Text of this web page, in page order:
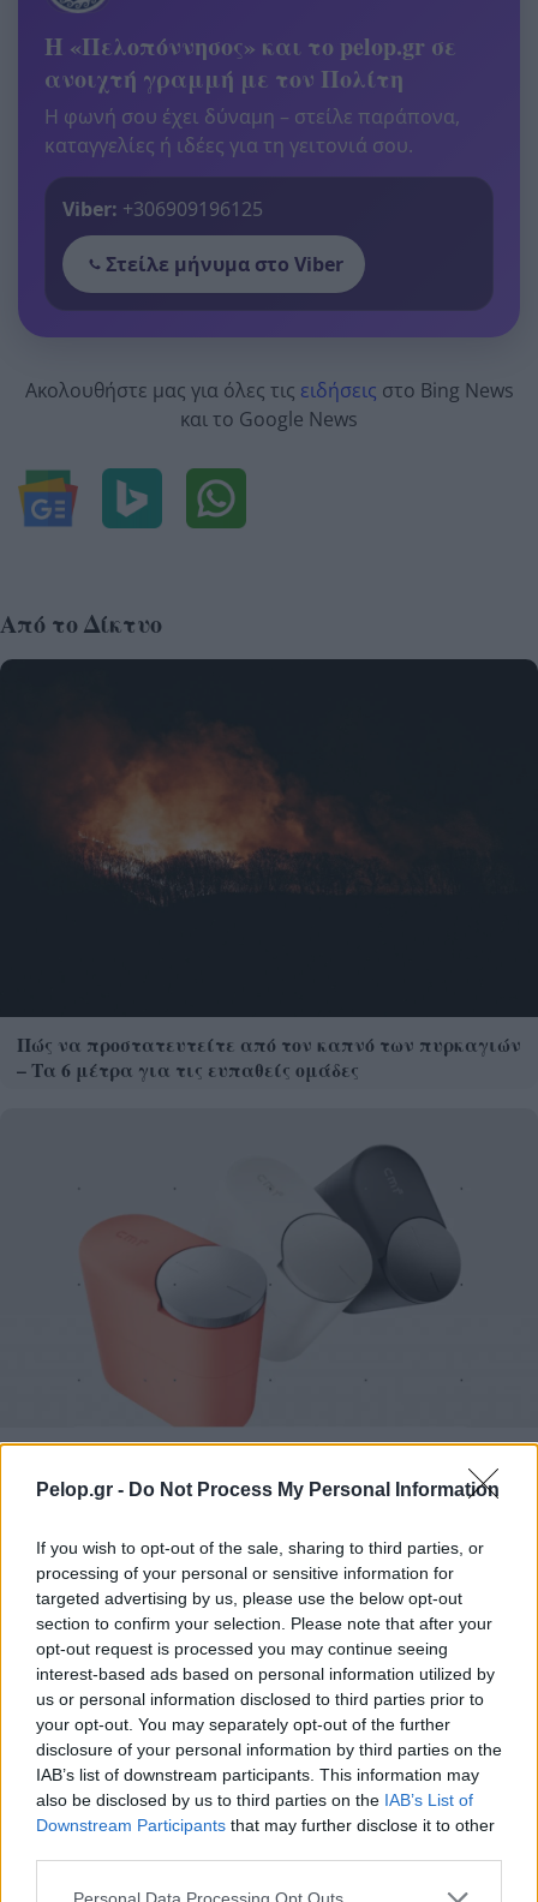
Pelop.gr - Do Not Process My Personal Information
If you wish to opt-out of the sale, sharing to third parties, or
processing of your personal or sensitive information for
targeted advertising by us, please use the below opt-out
section to confirm your selection. Please note that after your
opt-out request is processed you may continue seeing
interest-based ads based on personal information utilized by
us or personal information disclosed to third parties prior to
your opt-out. You may separately opt-out of the further
disclosure of your personal information by third parties on the
IAB’s list of downstream participants. This information may
also be disclosed by us to third parties on the IAB’s List of
Downstream Participants that may further disclose it to other
Please note that this website/app uses one or more Google
Personal Data Processing Opt Outs
Η «Πελοπόννησος» και το pelop.gr σε
ανοιχτή γραμμή με τον Πολίτη
Η φωνή σου έχει δύναμη – στείλε παράπονα,
καταγγελίες ή ιδέες για τη γειτονιά σου.
Viber: +306909196125
Στείλε μήνυμα στο Viber
Ακολουθήστε μας για όλες τις ειδήσεις στο Bing News
και το Google News
Από το Δίκτυο
Πώς να προστατευτείτε από τον καπνό των πυρκαγιών
– Τα 6 μέτρα για τις ευπαθείς ομάδες
CMF Clip Pro: Τα open-ear earbuds της Nothing με θήκη
Smart Dial